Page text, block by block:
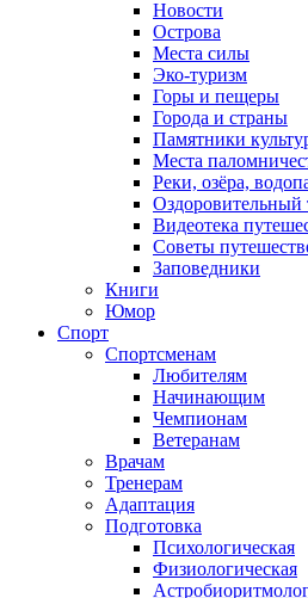
Новости
Острова
Места силы
Эко-туризм
Горы и пещеры
Города и страны
Памятники
Места
Реки, озёра,
Оздоровительный
Видеотека
Советы
Заповедники
Книги
Юмор
Спорт
Спортсменам
Любителям
Начинающим
Чемпионам
Ветеранам
Врачам
Тренерам
Адаптация
Подготовка
Психологическая
Физиологическая